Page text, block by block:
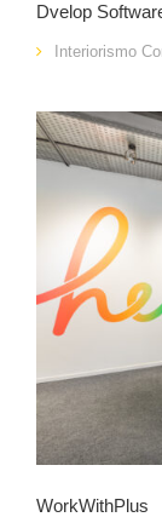
Dvelop
Interiorismo
WorkWithPlus